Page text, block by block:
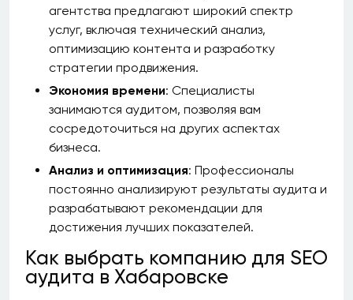
агентства предлагают широкий спектр
услуг, включая технический анализ,
оптимизацию контента и разработку
стратегии продвижения.
Экономия времени: Специалисты
занимаются аудитом, позволяя вам
сосредоточиться на других аспектах
бизнеса.
Анализ и оптимизация: Профессионалы
постоянно анализируют результаты аудита и
разрабатывают рекомендации для
достижения лучших показателей.
Как выбрать компанию для SEO
аудита в Хабаровске